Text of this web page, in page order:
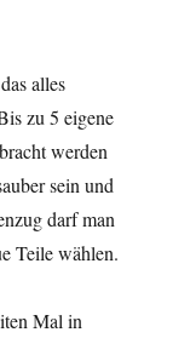
alles
zu 5 eigene
werden
sein und
darf man
Teile wählen.
Mal in